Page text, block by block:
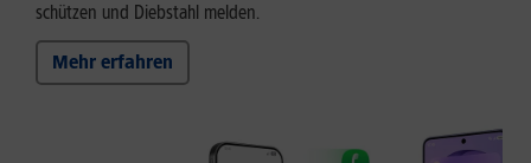
schützen und Diebstahl melden.
Mehr erfahren